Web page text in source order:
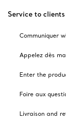
Service to clients
Communiquer
Appelez dès
Enter the
Foire aux
Livraison and